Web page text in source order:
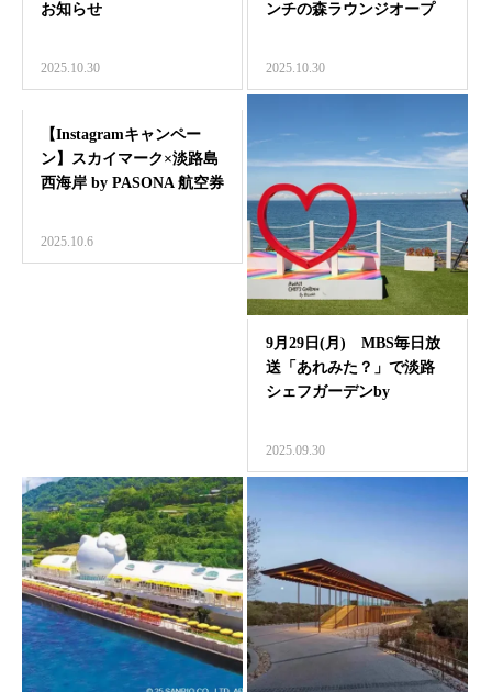
お知らせ
2025.10.30
ンチの森ラウンジオープ
2025.10.30
【Instagramキャンペー
ン】スカイマーク×淡路島
西海岸 by PASONA 航空券
2025.10.6
9月29日(月) MBS毎日放
送「あれみた？」で淡路
シェフガーデンby
2025.09.30